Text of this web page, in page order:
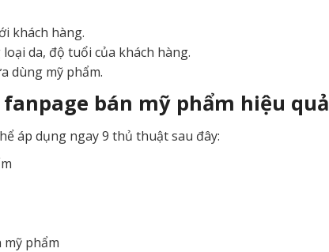
khách hàng.
da, độ tuổi của khách hàng.
dùng mỹ phẩm.
bán mỹ phẩm hiệu quả
áp dụng ngay 9 thủ thuật sau đây:
phẩm